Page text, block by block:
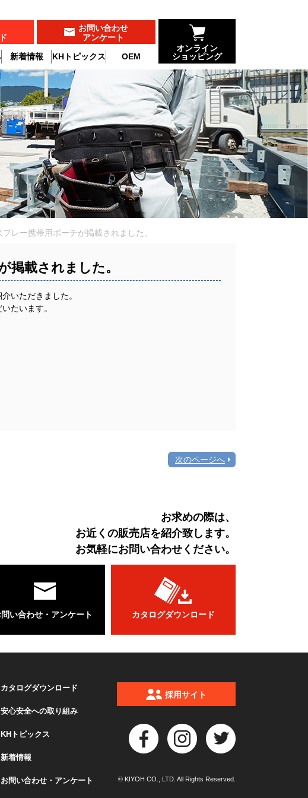
お問い合わせ
アンケート
新着情報 KHトピックス OEM
オンライン
ショッピング
レー携帯用ポーチが掲載されました。
掲載されました。
いただきました。
たいます。
次のページへ
お求めの際は、
お近くの販売店を紹介致します。
お気軽にお問い合わせください。
問い合わせ・アンケート カタログダウンロード
カタログダウンロード
安心安全への取り組み
KHトピックス
新着情報
お問い合わせ・アンケート
採用サイト
© KIYOH CO., LTD. All Rights Reserved.